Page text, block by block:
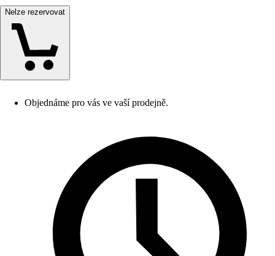
Nelze rezervovat
Objednáme pro vás ve vaší prodejně.